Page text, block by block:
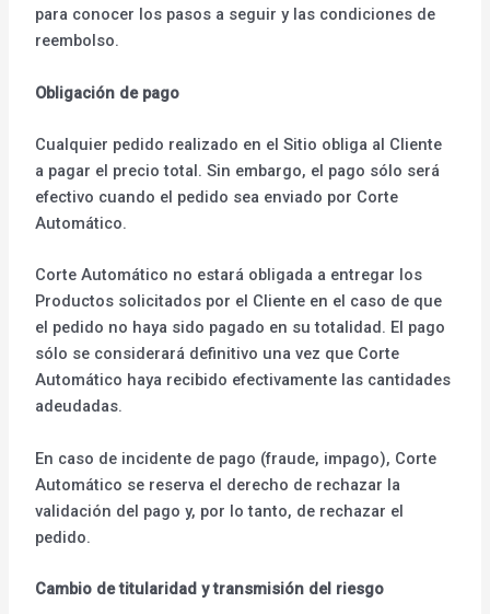
para conocer los pasos a seguir y las condiciones de
reembolso.
Obligación de pago
Cualquier pedido realizado en el Sitio obliga al Cliente
a pagar el precio total. Sin embargo, el pago sólo será
efectivo cuando el pedido sea enviado por Corte
Automático.
Corte Automático no estará obligada a entregar los
Productos solicitados por el Cliente en el caso de que
el pedido no haya sido pagado en su totalidad. El pago
sólo se considerará definitivo una vez que Corte
Automático haya recibido efectivamente las cantidades
adeudadas.
En caso de incidente de pago (fraude, impago), Corte
Automático se reserva el derecho de rechazar la
validación del pago y, por lo tanto, de rechazar el
pedido.
Cambio de titularidad y transmisión del riesgo